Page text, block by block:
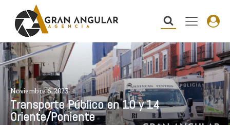
Noviembre 6, 2023
Transporte Público en 10 y 14
Oriente/Poniente